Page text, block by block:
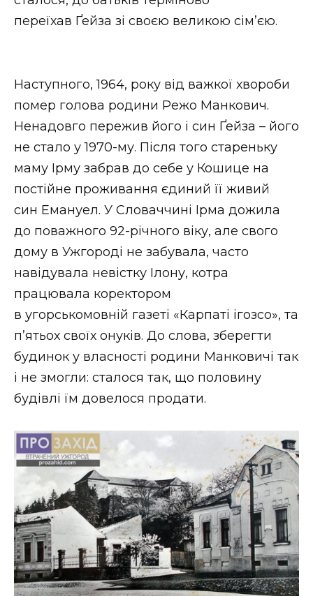
переїхав Ґейза зі своєю великою сім’єю.
Наступного, 1964, року від важкої хвороби
помер голова родини Режо Манкович.
Ненадовго пережив його і син Ґейза – його
не стало у 1970-му. Після того стареньку
маму Ірму забрав до себе у Кошице на
постійне проживання єдиний її живий
син Емануел. У Словаччині Ірма дожила
до поважного 92-річного віку, але свого
дому в Ужгороді не забувала, часто
навідувала невістку Ілону, котра
працювала коректором
в угорськомовній газеті «Карпаті ігозсо», та
п’ятьох своїх онуків. До слова, зберегти
будинок у власності родини Манковичі так
і не змогли: сталося так, що половину
будівлі їм довелося продати.